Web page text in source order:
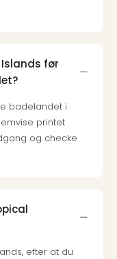
før
badelandet i
printet
og checke
efter at du